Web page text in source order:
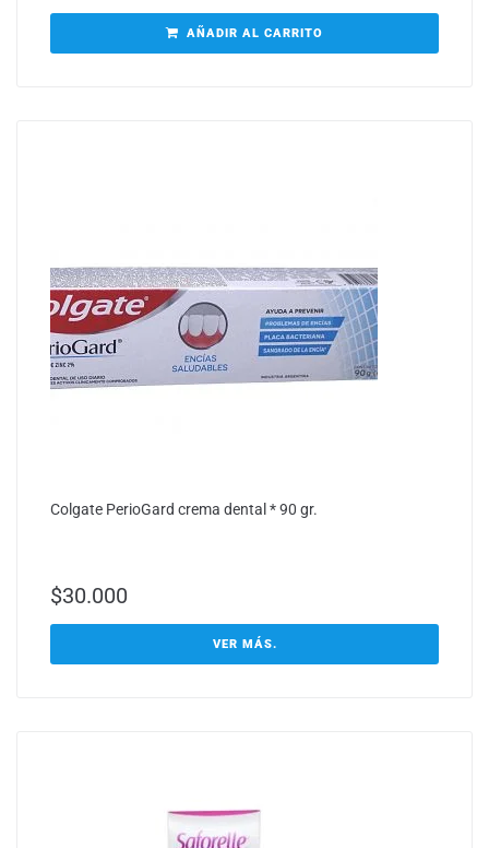
AÑADIR AL CARRITO
Colgate PerioGard crema dental * 90 gr.
$30.000
VER MÁS.